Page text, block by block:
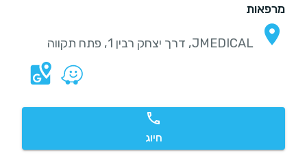
מרפאות
JMEDICAL, דרך יצחק רבין 1, פתח תקווה
חיוג